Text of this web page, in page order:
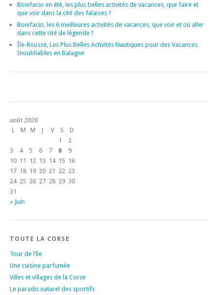
Bonifacio en été, les plus belles activités de vacances, que faire et
que voir dans la cité des falaises ?
Bonifacio, les 6 meilleures activités de vacances, que voir et où aller
dans cette cité de légende ?
Île-Rousse, Les Plus Belles Activités Nautiques pour des Vacances
Inoubliables en Balagne
août 2026
L
M M J V S
D
1
2
3
4 5 6 7 8
9
10 11 12 13 14 15 16
17 18 19 20 21 22 23
24 25 26 27 28 29 30
31
« Juin
TOUTE LA CORSE
Tour de l’île
Une cuisine parfumée
Villes et villages de la Corse
Le paradis naturel des sportifs